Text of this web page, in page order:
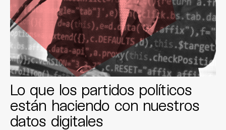
Lo que los partidos políticos
están haciendo con nuestros
datos digitales